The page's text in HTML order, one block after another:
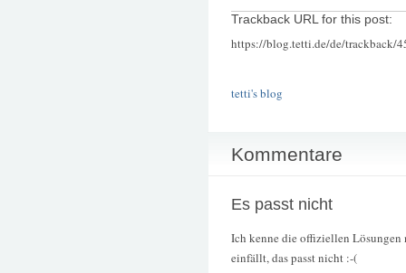
Trackback URL for this post:
https://blog.tetti.de/de/trackback/
tetti's blog
Kommentare
Es passt nicht
Ich kenne die offiziellen
einfällt, das passt nicht :-(